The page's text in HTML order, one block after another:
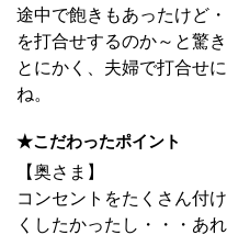
途中で飽きもあったけど
を打合せするのか～と驚き
とにかく、夫婦で打合せ
ね。
★こだわったポイント
【奥さま】
コンセントをたくさん付
くしたかったし・・・あ